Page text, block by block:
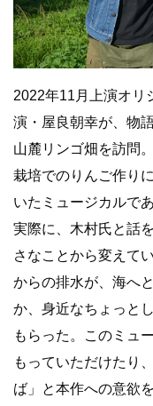
2022年11月上演オリ
演・屋良朝幸が、物
山麓リンゴ畑を訪問
栽培でのりんご作り
いたミュージカルで
実際に、木村氏と話
さなことから変えて
からの排水が、海へ
か、身近なちょっと
もらった。このミュ
もっていただけたり
ば」と本作への意欲